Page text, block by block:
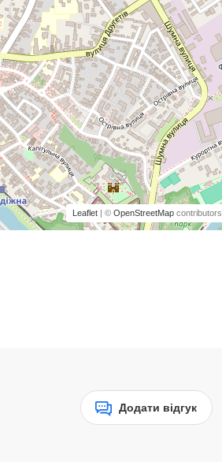
Leaflet| © OpenStreetMapcontributors
Додати відгук